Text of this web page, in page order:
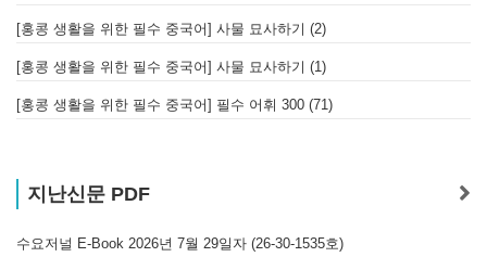
[홍콩 생활을 위한 필수 중국어] 사물 묘사하기 (2)
[홍콩 생활을 위한 필수 중국어] 사물 묘사하기 (1)
[홍콩 생활을 위한 필수 중국어] 필수 어휘 300 (71)
지난신문 PDF
수요저널 E-Book 2026년 7월 29일자 (26-30-1535호)